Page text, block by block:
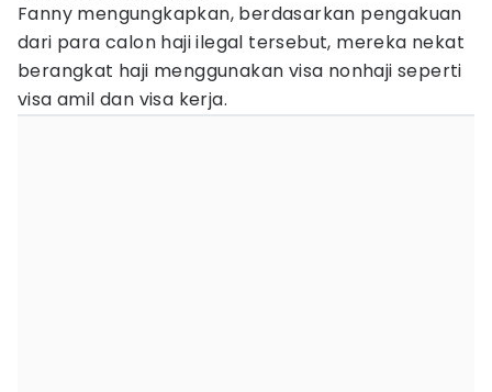
Fanny mengungkapkan, berdasarkan pengakuan
dari para calon haji ilegal tersebut, mereka nekat
berangkat haji menggunakan visa nonhaji seperti
visa amil dan visa kerja.